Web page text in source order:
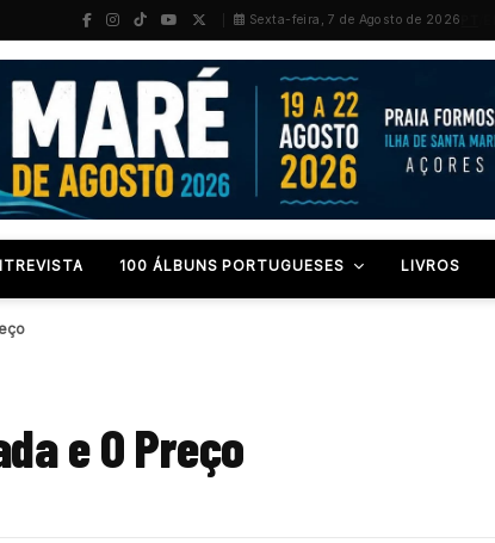
Sexta-feira, 7 de Agosto de 2026
100 ÁLBUNS PORTUGUESES LIVROS
e O Preço